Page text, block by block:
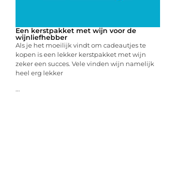
Een kerstpakket met wijn voor de
wijnliefhebber
Als je het moeilijk vindt om cadeautjes te
kopen is een lekker kerstpakket met wijn
zeker een succes. Vele vinden wijn namelijk
heel erg lekker
...